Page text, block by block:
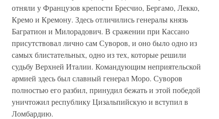
отняли у Французов крепости Бресчио, Бергамо, Лекко,
Кремо и Кремону. Здесь отличились генералы князь
Багратион и Милорадович. В сражении при Кассано
присутствовал лично сам Суворов, и оно было одно из
самых блистательных, одно из тех, которые решили
судьбу Верхней Италии. Командующим неприятельской
армией здесь был славный генерал Моро. Суворов
полностью его разбил, принудил бежать и этой победой
уничтожил республику Цизальпийскую и вступил в
Ломбардию.